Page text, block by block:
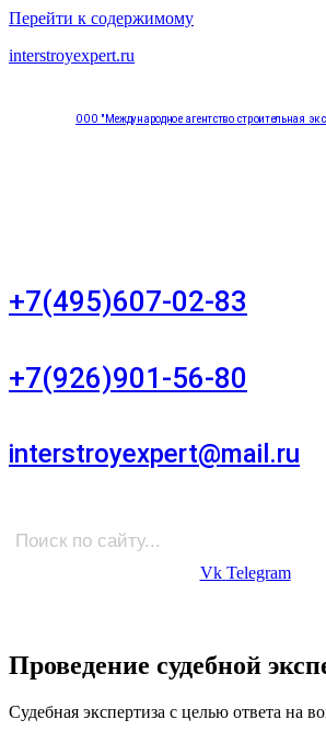
Перейти к содержимому
interstroyexpert.ru
ООО "Международное агентство строительная
+7(495)607-02-83
+7(926)901-56-80
interstroyexpert@mail.ru
Vk Telegram
Проведение судебной
Судебная экспертиза с целью ответа на